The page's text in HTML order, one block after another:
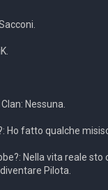
Nessuna.
Ho fatto qualche
Nella vita reale
Pilota.